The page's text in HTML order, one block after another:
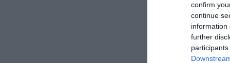
confirm
continue
information
further